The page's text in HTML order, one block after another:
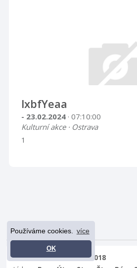
Používáme cookies. více
OK
lxbfYeaa
- 23.02.2024 · 07:10:00
Kulturní akce · Ostrava
1
Kalendář akcí
Září 2018